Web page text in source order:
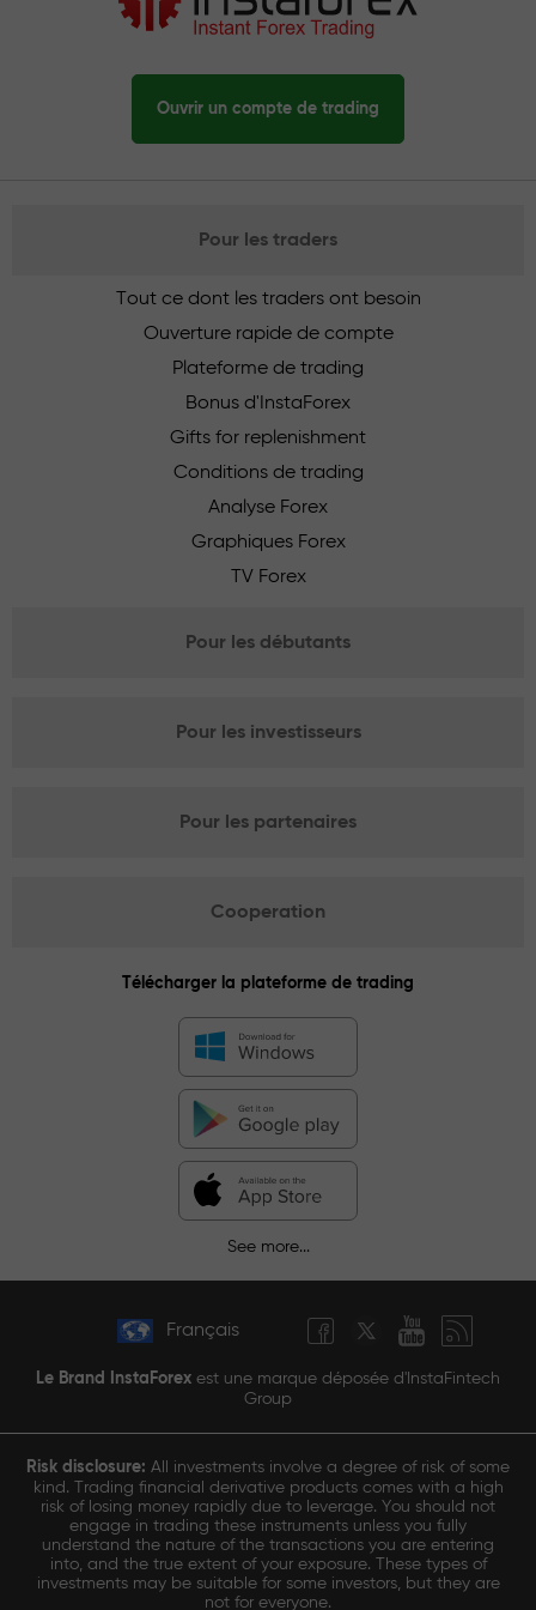
Ouvrir un compte de trading
Pour les traders
Tout ce dont les traders ont besoin
Ouverture rapide de compte
Plateforme de trading
Bonus d'InstaForex
Gifts for replenishment
Conditions de trading
Analyse Forex
Graphiques Forex
TV Forex
Pour les débutants
Pour les investisseurs
Pour les partenaires
Cooperation
Télécharger la plateforme de trading
See more...
Français
Le Brand InstaForex est une marque déposée d'InstaFintech
Group
Risk disclosure: All investments involve a degree of risk of some
kind. Trading financial derivative products comes with a high
risk of losing money rapidly due to leverage. You should not
engage in trading these instruments unless you fully
understand the nature of the transactions you are entering
into, and the true extent of your exposure. These types of
investments may be suitable for some investors, but they are
not for everyone.